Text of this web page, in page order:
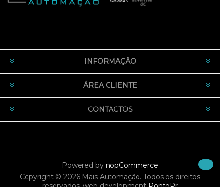
INFORMAÇÃO
ÁREA CLIENTE
CONTACTOS
Powered by nopCommerce
Copyright © 2026 Mais Automação. Todos os direitos